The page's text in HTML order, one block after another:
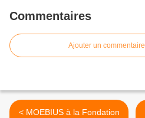
Commentaires
Ajouter un commentaire
< MOEBIUS à la Fondation